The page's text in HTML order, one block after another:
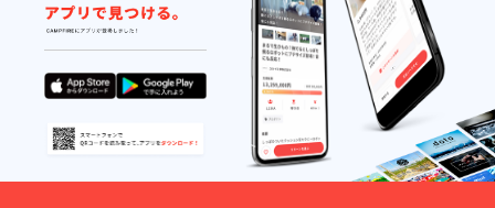
ら人前
で淹れ
てみよ
う実践
編(180
分)
DAY4
Dongre
eの8年
間の事
業実績